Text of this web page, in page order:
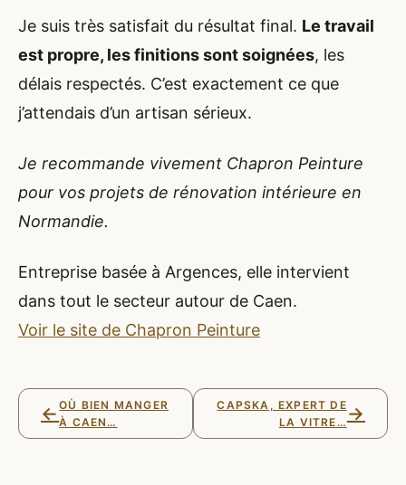
Je suis très satisfait du résultat final. Le travail
est propre, les finitions sont soignées, les
délais respectés. C’est exactement ce que
j’attendais d’un artisan sérieux.
Je recommande vivement Chapron Peinture
pour vos projets de rénovation intérieure en
Normandie.
Entreprise basée à Argences, elle intervient
dans tout le secteur autour de Caen.
Voir le site de Chapron Peinture
←OÙ BIEN MANGER
À CAEN…
CAPSKA, EXPERT DE
LA VITRE…→